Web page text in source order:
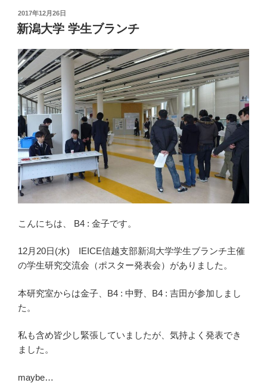
ail
y
Li
n
k
投
稿
日:
2017年12月26日
新潟大学 学生ブランチ
こんにちは、 B4 : 金子です。
12月20日(水) IEICE信越支部新潟大学学生ブランチ主催
の学生研究交流会（ポスター発表会）がありました。
本研究室からは金子、B4 : 中野、B4 : 吉田が参加しまし
た。
私も含め皆少し緊張していましたが、気持よく発表でき
ました。
maybe…